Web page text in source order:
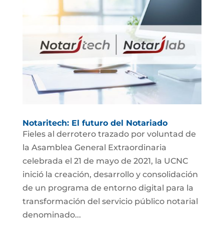
Notaritech: El futuro del Notariado
Fieles al derrotero trazado por voluntad de
la Asamblea General Extraordinaria
celebrada el 21 de mayo de 2021, la UCNC
inició la creación, desarrollo y consolidación
de un programa de entorno digital para la
transformación del servicio público notarial
denominado...